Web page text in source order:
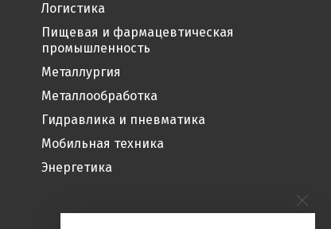
Логистика
Пищевая и фармацевтическая
промышленность
Металлургия
Металлообработка
Гидравлика и пневматика
Мобильная техника
Энергетика